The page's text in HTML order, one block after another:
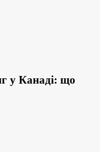
у Канаді: що